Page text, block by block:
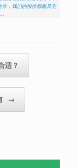
，我们的报价都极具竞
适？
→